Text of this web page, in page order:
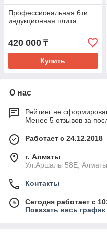
Профессиональная 6ти
индукционная плита
420 000 ₸
Купить
О нас
Рейтинг не
Менее 5 отзывов за
Работает с 24.12.2018
г. Алматы
Ул.Аршалы 58Е,
Контакты
Сегодня работает с
Показать весь